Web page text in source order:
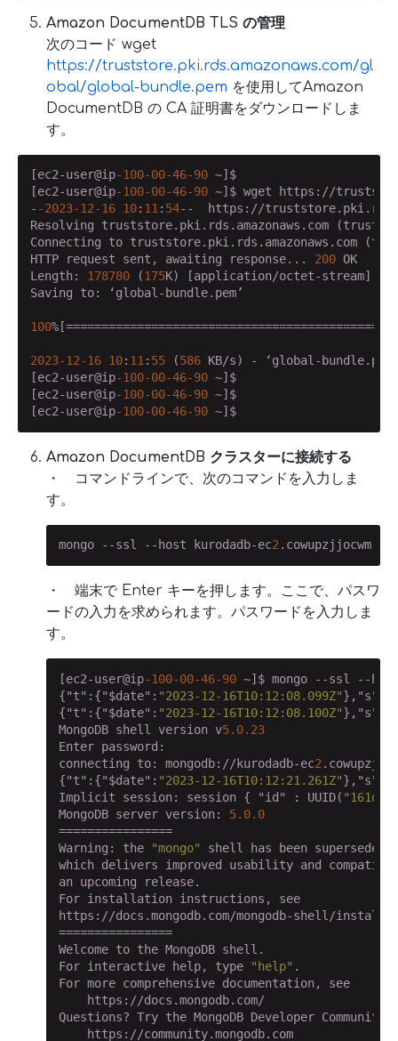
Amazon DocumentDB TLS の管理
次のコード wget
https://truststore.pki.rds.amazonaws.com/gl
obal/global-bundle.pem を使用してAmazon
DocumentDB の CA 証明書をダウンロードしま
す。
[ec2-user@ip-100-00-46-90 ~]$
[ec2-user@ip-100-00-46-90 ~]$ wget https://
- -2023-12-16 10: 11 : 54--  https://
Resolving truststore.pki.rds.amazonaws.com
Connecting to truststore.pki.rds.amazonaws.com
HTTP request sent, awaiting response... 200 OK
Length: 178780 (175K) [application/octet-stream]
Saving to: ‘global-bundle.pem’
100
2023-12-16 10: 11 : 55 (586 KB/s) - ‘global-
[ec2-user@ip-100-00-46-90 ~]$
[ec2-user@ip-100-00-46-90 ~]$
[ec2-user@ip-100-00-46-90 ~]$
Amazon DocumentDB クラスターに接続する
・ コマンドラインで、次のコマンドを入力しま
す。
mongo --ssl --host kurodadb-ec2
・ 端末で Enter キーを押します。ここで、パスワ
ードの入力を求められます。パスワードを入力しま
す。
[ec2-user@ip-100-00-46-90 ~]$ mongo --ssl --host
{"t" :{"$date" : "2023-12-16T10:12:08.099Z"}, "s"
{"t" :{"$date" : "2023-12-16T10:12:08.100Z"}, "s"
MongoDB shell version v5.0.23
Enter password:
connecting to: mongodb://kurodadb-ec2
{"t" :{"$date" : "2023-12-16T10:12:21.261Z"}, "s"
Implicit session: session {
"id" : UUID(
MongoDB server version: 5.0.0
================
Warning: the
"mongo" shell has been superseded
which delivers improved usability and
an upcoming release.
For installation instructions, see
https://docs.mongodb.com/mongodb-shell/install/
================
Welcome to the MongoDB shell.
For interactive help, type
"help" .
For more comprehensive documentation, see
    https://docs.mongodb.com/
Questions? Try the MongoDB Developer Community
    https://community.mongodb.com